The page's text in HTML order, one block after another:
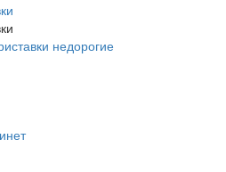
недорогие